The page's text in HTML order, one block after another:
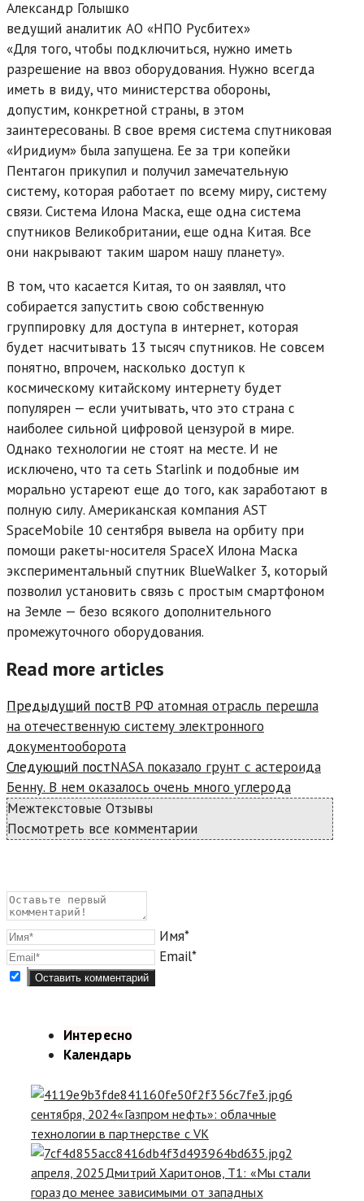
Александр Голышко
ведущий аналитик АО «НПО Русбитех»
«Для того, чтобы подключиться, нужно иметь
разрешение на ввоз оборудования. Нужно всегда
иметь в виду, что министерства обороны,
допустим, конкретной страны, в этом
заинтересованы. В свое время система спутниковая
«Иридиум» была запущена. Ее за три копейки
Пентагон прикупил и получил замечательную
систему, которая работает по всему миру, систему
связи. Система Илона Маска, еще одна система
спутников Великобритании, еще одна Китая. Все
они накрывают таким шаром нашу планету».
В том, что касается Китая, то он заявлял, что
собирается запустить свою собственную
группировку для доступа в интернет, которая
будет насчитывать 13 тысяч спутников. Не совсем
понятно, впрочем, насколько доступ к
космическому китайскому интернету будет
популярен — если учитывать, что это страна с
наиболее сильной цифровой цензурой в мире.
Однако технологии не стоят на месте. И не
исключено, что та сеть Starlink и подобные им
морально устареют еще до того, как заработают в
полную силу. Американская компания AST
SpaceMobile 10 сентября вывела на орбиту при
помощи ракеты-носителя SpaceX Илона Маска
экспериментальный спутник BlueWalker 3, который
позволил установить связь с простым смартфоном
на Земле — безо всякого дополнительного
промежуточного оборудования.
Read more articles
Предыдущий постВ РФ атомная отрасль перешла
на отечественную систему электронного
документооборота
Следующий постNASA показало грунт с астероида
Бенну. В нем оказалось очень много углерода
Межтекстовые Отзывы
Посмотреть все комментарии
Имя*
Email*
Интересно
Календарь
6
сентября, 2024«Газпром нефть»: облачные
технологии в партнерстве с VK
2
апреля, 2025 Дмитрий Харитонов, Т1: «Мы стали
гораздо менее зависимыми от западных